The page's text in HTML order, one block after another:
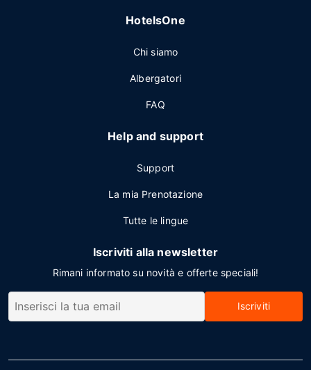
HotelsOne
Chi siamo
Albergatori
FAQ
Help and support
Support
La mia Prenotazione
Tutte le lingue
Iscriviti alla newsletter
Rimani informato su novità e offerte speciali!
Iscriviti